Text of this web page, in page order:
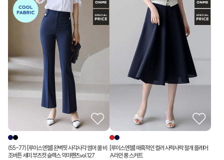
(55-77) [루이스엔젤] 완벽핏 사각사각 썸머 쿨 비
조버튼 세미 부츠컷 슬랙스 악마팬츠vol.127
[루이스엔젤] 매혹적인 컬러 사락사락 절개 플레어
A라인 롱 스커트